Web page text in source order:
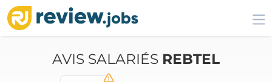
AVIS SALARIÉS REBTEL